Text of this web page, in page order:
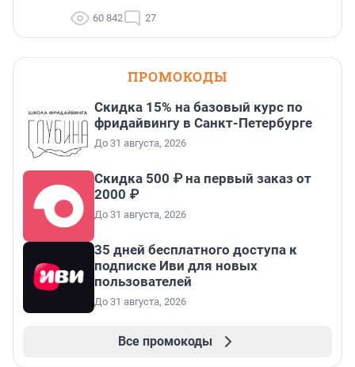
60 842 27
ПРОМОКОДЫ
Скидка 15% на базовый курс по
фридайвингу в Санкт-Петербурге
До 31 августа, 2026
Скидка 500 ₽ на первый заказ от
2000 ₽
До 31 августа, 2026
35 дней бесплатного доступа к
подписке Иви для новых
пользователей
До 31 августа, 2026
Все промокоды